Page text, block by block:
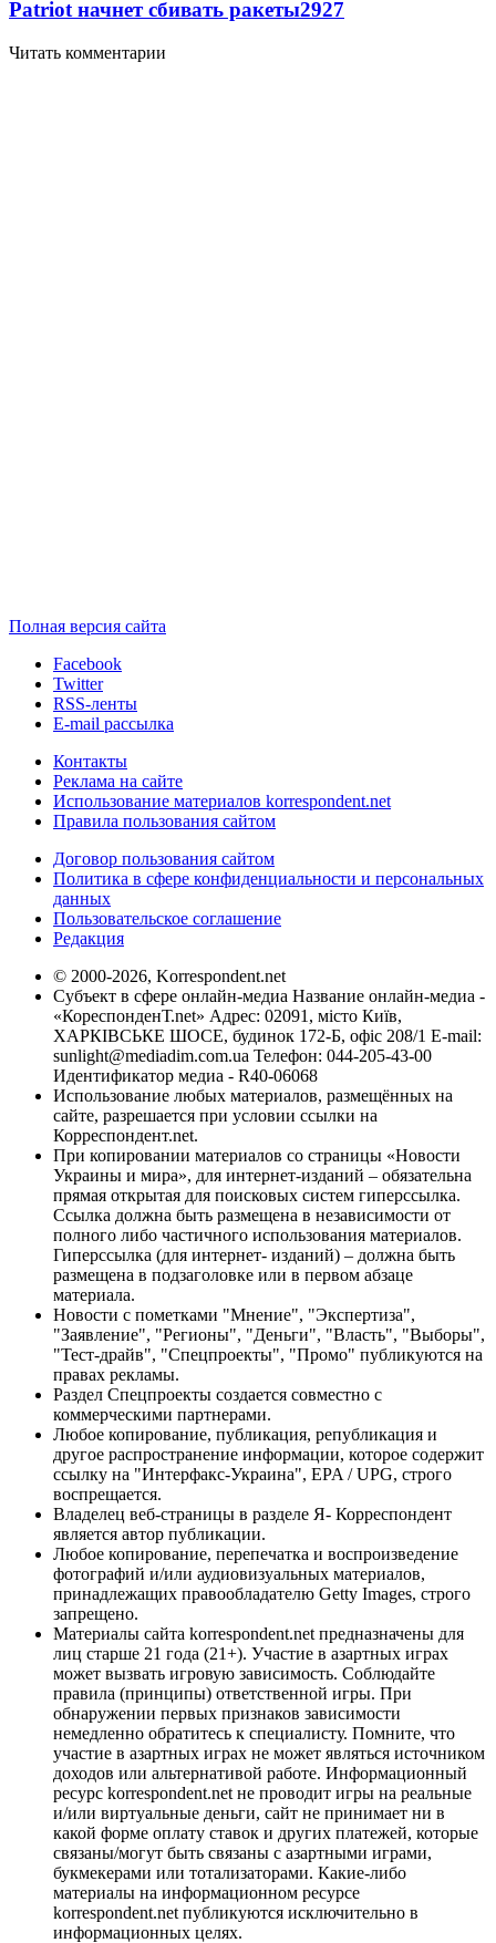
Patriot начнет сбивать ракеты2927
Читать комментарии
Полная версия сайта
Facebook
Twitter
RSS-ленты
E-mail рассылка
Контакты
Реклама на сайте
Использование материалов korrespondent.net
Правила пользования сайтом
Договор пользования сайтом
Политика в сфере конфиденциальности и персональных
данных
Пользовательское соглашение
Редакция
© 2000-2026, Korrespondent.net
Субъект в сфере онлайн-медиа Название онлайн-медиа -
«КореспонденТ.net» Адрес: 02091, місто Київ,
ХАРКІВСЬКЕ ШОСЕ, будинок 172-Б, офіс 208/1 E-mail:
sunlight@mediadim.com.ua Телефон: 044-205-43-00
Идентификатор медиа - R40-06068
Использование любых материалов, размещённых на
сайте, разрешается при условии ссылки на
Корреспондент.net.
При копировании материалов со страницы «Новости
Украины и мира», для интернет-изданий – обязательна
прямая открытая для поисковых систем гиперссылка.
Ссылка должна быть размещена в независимости от
полного либо частичного использования материалов.
Гиперссылка (для интернет- изданий) – должна быть
размещена в подзаголовке или в первом абзаце
материала.
Новости с пометками "Мнение", "Экспертиза",
"Заявление", "Регионы", "Деньги", "Власть", "Выборы",
"Тест-драйв", "Спецпроекты", "Промо" публикуются на
правах рекламы.
Раздел Спецпроекты создается совместно с
коммерческими партнерами.
Любое копирование, публикация, републикация и
другое распространение информации, которое содержит
ссылку на "Интерфакс-Украина", EPA / UPG, строго
воспрещается.
Владелец веб-страницы в разделе Я- Корреспондент
является автор публикации.
Любое копирование, перепечатка и воспроизведение
фотографий и/или аудиовизуальных материалов,
принадлежащих правообладателю Getty Images, строго
запрещено.
Материалы сайта korrespondent.net предназначены для
лиц старше 21 года (21+). Участие в азартных играх
может вызвать игровую зависимость. Соблюдайте
правила (принципы) ответственной игры. При
обнаружении первых признаков зависимости
немедленно обратитесь к специалисту. Помните, что
участие в азартных играх не может являться источником
доходов или альтернативой работе. Информационный
ресурс korrespondent.net не проводит игры на реальные
и/или виртуальные деньги, сайт не принимает ни в
какой форме оплату ставок и других платежей, которые
связаны/могут быть связаны с азартными играми,
букмекерами или тотализаторами. Какие-либо
материалы на информационном ресурсе
korrespondent.net публикуются исключительно в
информационных целях.